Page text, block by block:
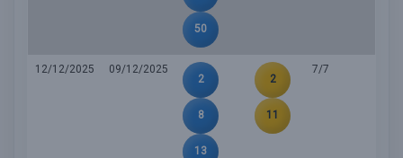
50
12/12/2025
09/12/2025
2
8
13
2
11
7/7